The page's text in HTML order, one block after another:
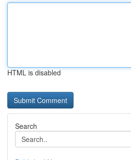
HTML is disabled
Search